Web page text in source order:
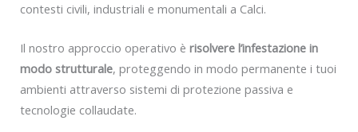
contesti civili, industriali e monumentali a Calci.
Il nostro approccio operativo è risolvere l’infestazione in
modo strutturale, proteggendo in modo permanente i tuoi
ambienti attraverso sistemi di protezione passiva e
tecnologie collaudate.